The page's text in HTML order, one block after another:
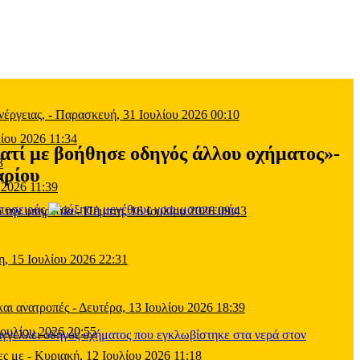
- Παρασκευή, 31 Ιουλίου 2026 00:10
2026 11:34
11:39
υπηρεσία-Πέμπτη, 16 Ιουλίου 2026 09:43
15 Ιουλίου 2026 22:31
ανατροπές -Δευτέρα, 13 Ιουλίου 2026 18:39
2026 20:55
με - Κυριακή, 12 Ιουλίου 2026 11:18
με βοήθησε οδηγός άλλου οχήματος»-